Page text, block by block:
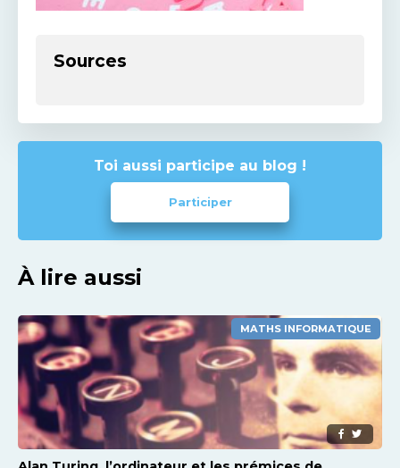
Sources
Toi aussi participe au blog !
Participer
À lire aussi
MATHS INFORMATIQUE